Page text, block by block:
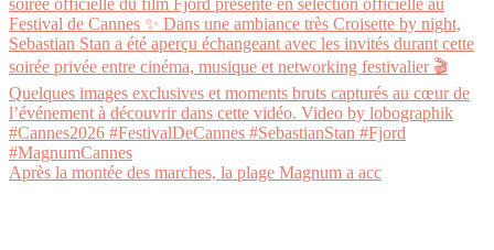
Après la montée des marches, la plage Magnum a acc